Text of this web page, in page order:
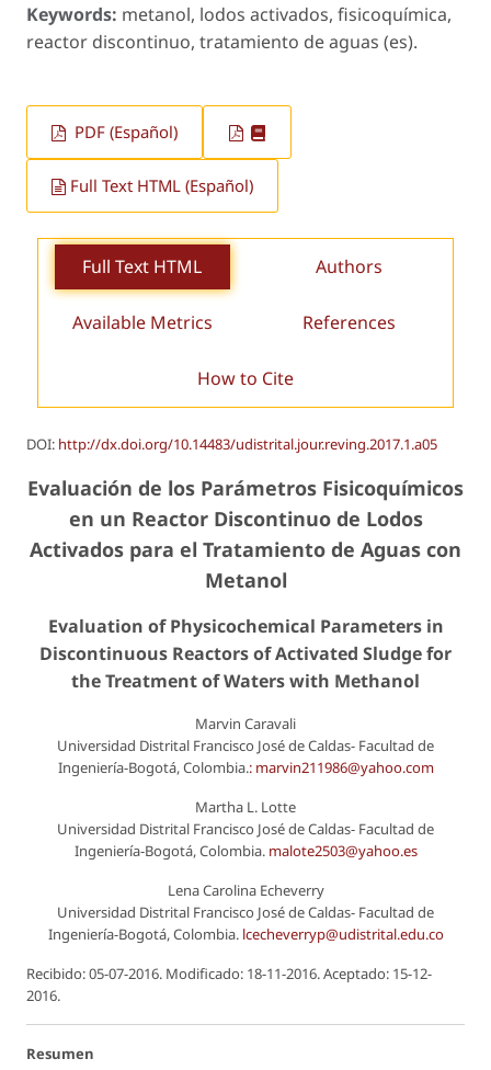
Keywords: metanol, lodos activados, fisicoquímica,
reactor discontinuo, tratamiento de aguas (es).
PDF (Español)
Full Text HTML (Español)
Full Text HTML Authors
Available Metrics References
How to Cite
DOI: http://dx.doi.org/10.14483/udistrital.jour.reving.2017.1.a05
Evaluación de los Parámetros Fisicoquímicos
en un Reactor Discontinuo de Lodos
Activados para el Tratamiento de Aguas con
Metanol
Evaluation of Physicochemical Parameters in
Discontinuous Reactors of Activated Sludge for
the Treatment of Waters with Methanol
Marvin Caravali
Universidad Distrital Francisco José de Caldas- Facultad de
Ingeniería-Bogotá, Colombia.: marvin211986@yahoo.com
Martha L. Lotte
Universidad Distrital Francisco José de Caldas- Facultad de
Ingeniería-Bogotá, Colombia. malote2503@yahoo.es
Lena Carolina Echeverry
Universidad Distrital Francisco José de Caldas- Facultad de
Ingeniería-Bogotá, Colombia. lcecheverryp@udistrital.edu.co
Recibido: 05-07-2016. Modificado: 18-11-2016. Aceptado: 15-12-
2016.
Resumen